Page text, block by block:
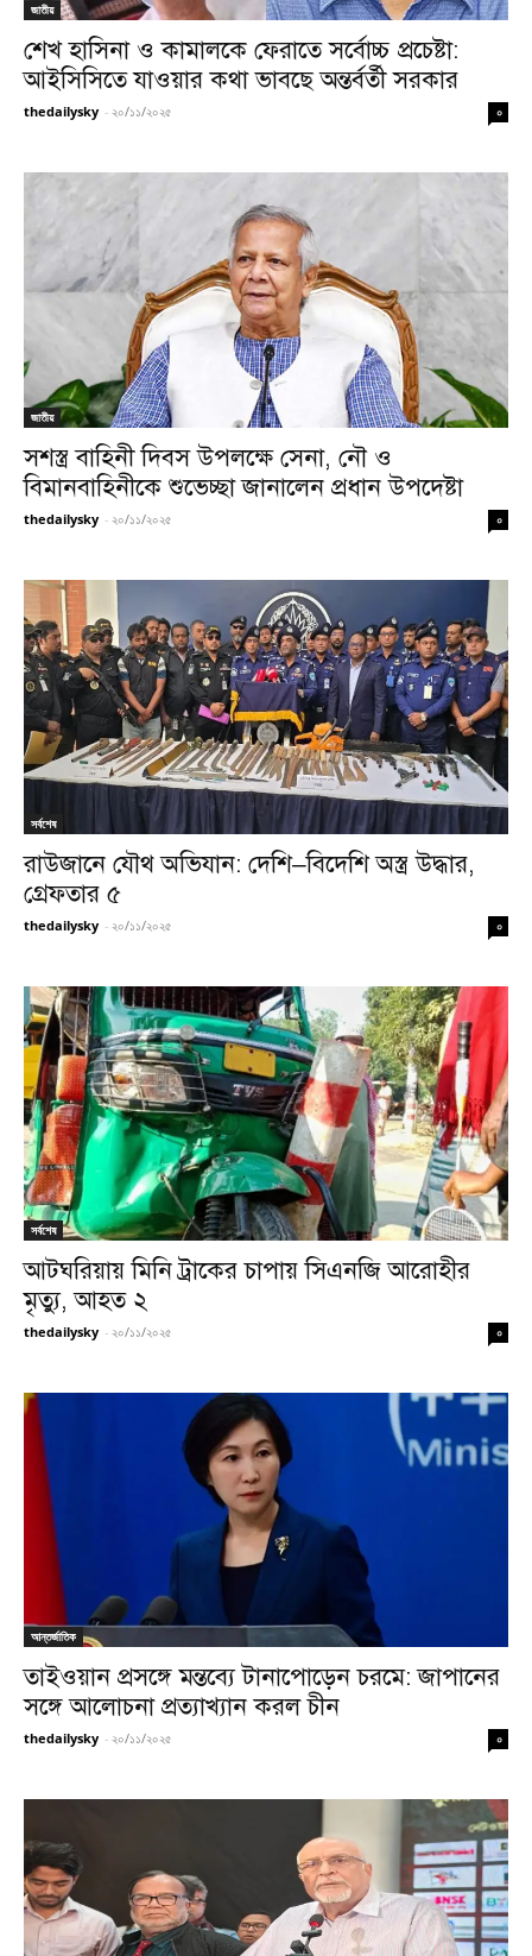
জাতীয়
শেখ হাসিনা ও কামালকে ফেরাতে সর্বোচ্চ প্রচেষ্টা:
আইসিসিতে যাওয়ার কথা ভাবছে অন্তর্বর্তী সরকার
thedailysky - ২০/১১/২০২৫ ০
জাতীয়
সশস্ত্র বাহিনী দিবস উপলক্ষে সেনা, নৌ ও
বিমানবাহিনীকে শুভেচ্ছা জানালেন প্রধান উপদেষ্টা
thedailysky - ২০/১১/২০২৫ ০
সর্বশেষ
রাউজানে যৌথ অভিযান: দেশি–বিদেশি অস্ত্র উদ্ধার,
গ্রেফতার ৫
thedailysky - ২০/১১/২০২৫ ০
সর্বশেষ
আটঘরিয়ায় মিনি ট্রাকের চাপায় সিএনজি আরোহীর
মৃত্যু, আহত ২
thedailysky - ২০/১১/২০২৫ ০
আন্তর্জাতিক
তাইওয়ান প্রসঙ্গে মন্তব্যে টানাপোড়েন চরমে: জাপানের
সঙ্গে আলোচনা প্রত্যাখ্যান করল চীন
thedailysky - ২০/১১/২০২৫ ০